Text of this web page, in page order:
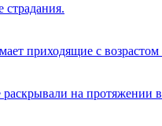
страдания.
приходящие с
на протяжении